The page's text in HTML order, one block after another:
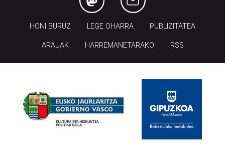
HONI BURUZ LEGE OHARRA PUBLIZITATEA
ARAUAK HARREMANETARAKO RSS